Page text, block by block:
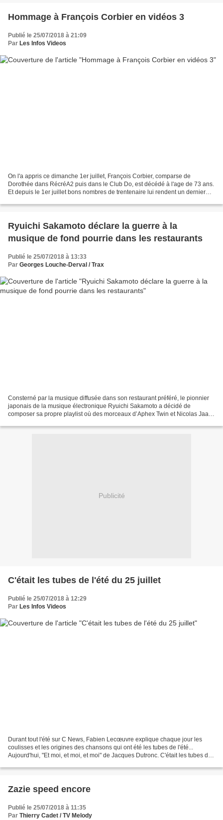
Hommage à François Corbier en vidéos 3
Publié le 25/07/2018 à 21:09
Par Les Infos Videos
On l'a appris ce dimanche 1er juillet, François Corbier, comparse de
Dorothée dans RécréA2 puis dans le Club Do, est décédé à l'age de 73 ans.
Et depuis le 1er juillet bons nombres de trentenaire lui rendent un dernier
Ryuichi Sakamoto déclare la guerre à la
musique de fond pourrie dans les restaurants
Publié le 25/07/2018 à 13:33
Par Georges Louche-Derval / Trax
Consterné par la musique diffusée dans son restaurant préféré, le pionnier
japonais de la musique électronique Ryuichi Sakamoto a décidé de
composer sa propre playlist où des morceaux d’Aphex Twin et Nicolas Jaar
Publicité
C'était les tubes de l'été du 25 juillet
Publié le 25/07/2018 à 12:29
Par Les Infos Videos
Durant tout l'été sur C News, Fabien Lecœuvre explique chaque jour les
coulisses et les origines des chansons qui ont été les tubes de l'été...
Aujourd'hui, "Et moi, et moi, et moi" de Jacques Dutronc. C'était les tubes de
Zazie speed encore
Publié le 25/07/2018 à 11:35
Par Thierry Cadet / TV Melody